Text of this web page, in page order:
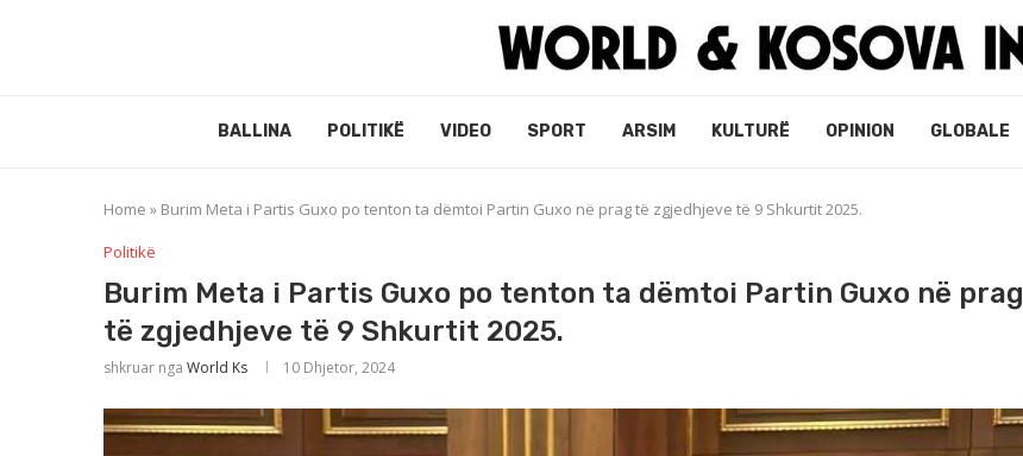
BALLINA POLITIKË VIDEO SPORT ARSIM KULTURË OPINION GLOBALE
Home » Burim Meta i Partis Guxo po tenton ta dëmtoi Partin Guxo në prag të zgjedhjeve të 9 Shkurtit 2025.
Politikë
Burim Meta i Partis Guxo po tenton ta dëmtoi Partin Guxo në prag
të zgjedhjeve të 9 Shkurtit 2025.
shkruar nga World Ks 10 Dhjetor, 2024